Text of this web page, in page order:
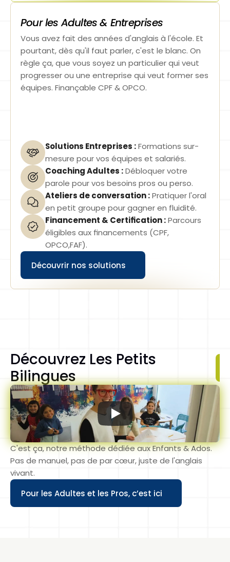
Pour les Adultes & Entreprises
Vous avez fait des années d'anglais à l'école. Et
pourtant, dès qu'il faut parler, c'est le blanc. On
règle ça, que vous soyez un particulier qui veut
progresser ou une entreprise qui veut former ses
équipes. Finançable CPF & OPCO.
Solutions Entreprises :Formations sur-
mesure pour vos équipes et salariés.
Coaching Adultes :Débloquer votre
parole pour vos besoins pros ou perso.
Ateliers de conversation :Pratiquer l'oral
en petit groupe pour gagner en fluidité.
Financement & Certification :Parcours
éligibles aux financements (CPF,
OPCO,FAF).
Découvrir nos solutions
Découvrez Les Petits
Bilingues
C'est ça, notre méthode dédiée aux Enfants & Ados.
Pas de manuel, pas de par cœur, juste de l'anglais
vivant.
Pour les Adultes et les Pros, c’est ici